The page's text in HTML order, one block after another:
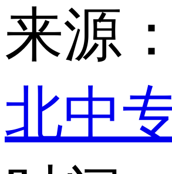
来源：
北中